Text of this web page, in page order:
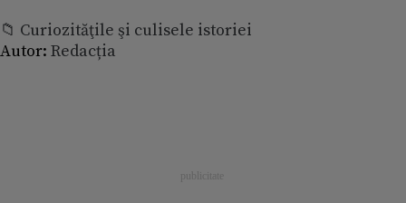
📁 Curiozităţile şi culisele istoriei
Autor: Redacția